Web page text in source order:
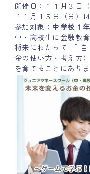
開催日：１１月３日
１１月１５日（日）
参加対象： 中学校１
中・高校生に金融教
将来にわたって 「
金の使い方・考え方
を育てることにありま